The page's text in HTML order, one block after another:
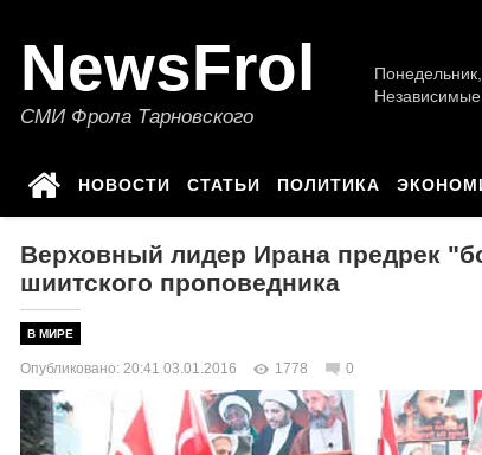
NewsFrol
СМИ Фрола Тарновского
Понедельник,
НОВОСТИ СТАТЬИ ПОЛИТИКА
Верховный лидер Ирана предрек
шиитского проповедника
В МИРЕ
Опубликовано: 20:41 03.01.2016 1778 0